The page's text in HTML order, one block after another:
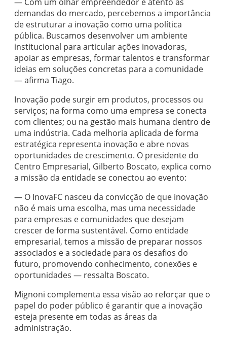
demandas do mercado, percebemos a importância
de estruturar a inovação como uma política
pública. Buscamos desenvolver um ambiente
institucional para articular ações inovadoras,
apoiar as empresas, formar talentos e transformar
ideias em soluções concretas para a comunidade
— afirma Tiago.
Inovação pode surgir em produtos, processos ou
serviços; na forma como uma empresa se conecta
com clientes; ou na gestão mais humana dentro de
uma indústria. Cada melhoria aplicada de forma
estratégica representa inovação e abre novas
oportunidades de crescimento. O presidente do
Centro Empresarial, Gilberto Boscato, explica como
a missão da entidade se conectou ao evento:
— O InovaFC nasceu da convicção de que inovação
não é mais uma escolha, mas uma necessidade
para empresas e comunidades que desejam
crescer de forma sustentável. Como entidade
empresarial, temos a missão de preparar nossos
associados e a sociedade para os desafios do
futuro, promovendo conhecimento, conexões e
oportunidades — ressalta Boscato.
Mignoni complementa essa visão ao reforçar que o
papel do poder público é garantir que a inovação
esteja presente em todas as áreas da
administração.